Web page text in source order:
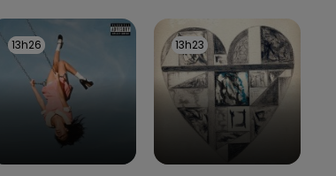
11h00 - 16h00
LE WEEK-END CHAMPAGNE FM
13h26
13h26 13h23
13h23